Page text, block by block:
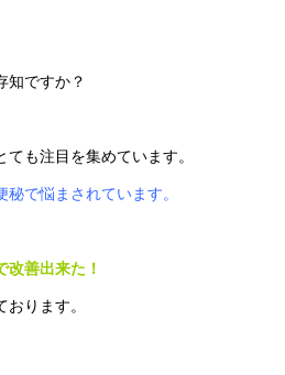
知ですか？
も注目を集めています。
で悩まされています。
改善出来た！
ります。